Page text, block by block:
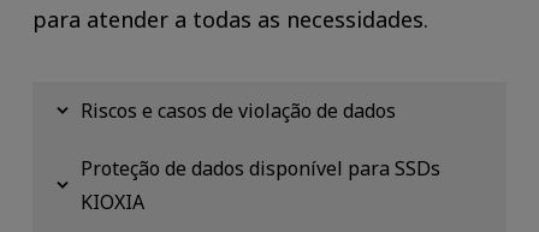
para atender a todas as necessidades.
Riscos e casos de violação de dados
Proteção de dados disponível para SSDs
KIOXIA